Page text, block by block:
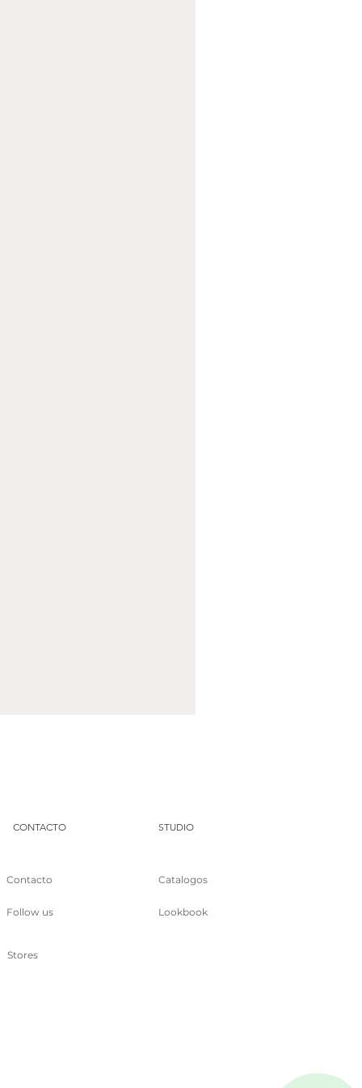
CONTACTO
Contacto
Follow us
Stores
STUDIO
Catalogos
Lookbook